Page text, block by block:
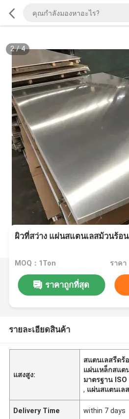
2/4
ผิวที่สว่าง แผ่นสแตนเลสม้วนร้อ
MOQ：1Ton ราคา
ราคาถูกที่สุด
รายละเอียดสินค้า
แสงสูง:
สแตนเลสรีดร้
แผ่นเหล็กสแต
มาตรฐาน ISO
, แผ่นสแตนเล
Delivery Time within 7 days